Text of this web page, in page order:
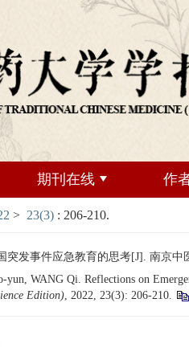
期刊在线 作
> 23(3) : 206-210.
发事件应急教育的思考[J]. 南京中
WANG Qi. Reflections on
Edition), 2022, 23(3): 206-210.